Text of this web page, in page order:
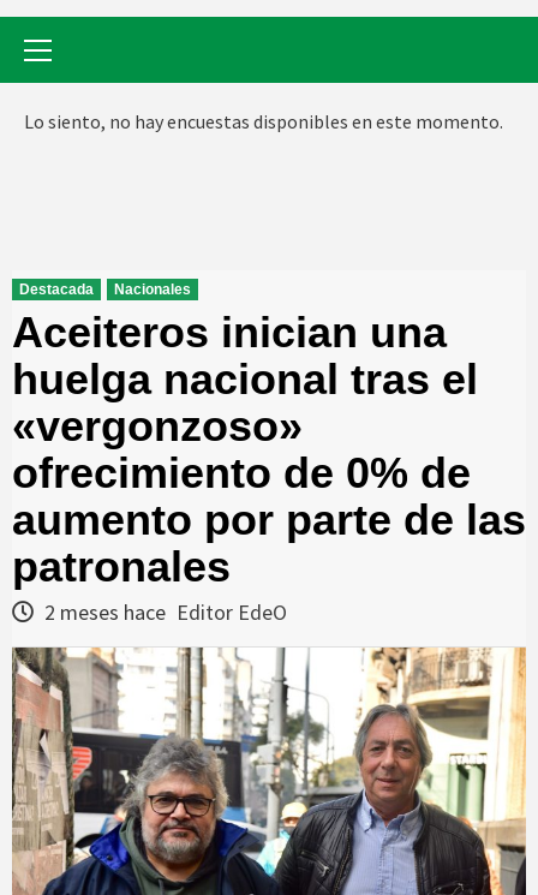
Lo siento, no hay encuestas disponibles en este momento.
Destacada Nacionales
Aceiteros inician una
huelga nacional tras el
«vergonzoso»
ofrecimiento de 0% de
aumento por parte de las
patronales
2 meses hace Editor EdeO